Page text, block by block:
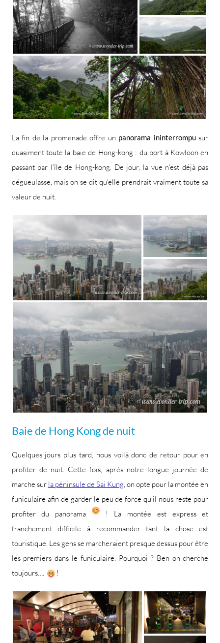
La fin de la promenade offre un panorama ininterrompusur
quasiment toute la baie de Hong-kong : du port à Kowloon en
passant par l’île de Hong-kong. De jour, la vue n’est déjà pas
dégueulasse, mais on se dit qu’elle prendrait vraiment toute sa
valeur de nuit.
Baie de Hong Kong de nuit
Quelques jours plus tard, nous voilà donc de retour pour en
profiter de nuit. Cette fois, après notre longue journée de
marche sur la péninsule de Sai Kung , on opte pour la montée en
funiculaire afin de garder le peu de force qu’il nous reste pour
profiter du panorama
! La montée est express et
franchement difficile à recommander tant la chose est
touristique. Les gens se marcheraient presque dessus pour être
les premiers dans le funiculaire. Pourquoi ? Ben on cherche
toujours….
!